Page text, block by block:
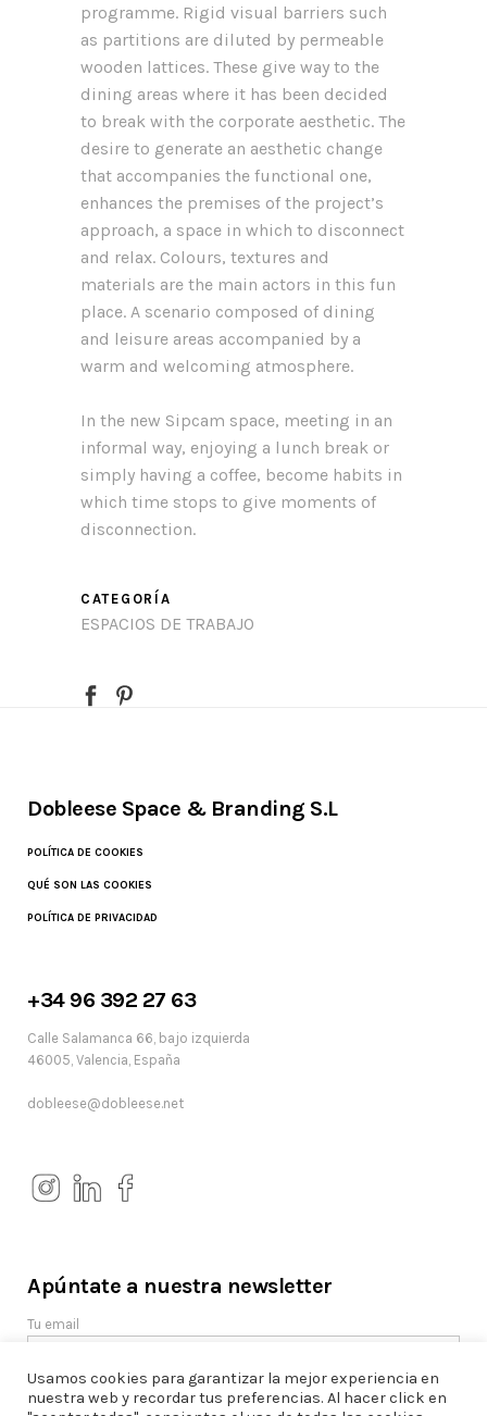
programme. Rigid visual barriers such
as partitions are diluted by permeable
wooden lattices. These give way to the
dining areas where it has been decided
to break with the corporate aesthetic. The
desire to generate an aesthetic change
that accompanies the functional one,
enhances the premises of the project’s
approach, a space in which to disconnect
and relax. Colours, textures and
materials are the main actors in this fun
place. A scenario composed of dining
and leisure areas accompanied by a
warm and welcoming atmosphere.
In the new Sipcam space, meeting in an
informal way, enjoying a lunch break or
simply having a coffee, become habits in
which time stops to give moments of
disconnection.
CATEGORÍA
ESPACIOS DE TRABAJO
Dobleese Space & Branding S.L
POLÍTICA DE COOKIES
QUÉ SON LAS COOKIES
POLÍTICA DE PRIVACIDAD
+34 96 392 27 63
Calle Salamanca 66, bajo izquierda
46005, Valencia, España
dobleese@dobleese.net
Apúntate a nuestra newsletter
Tu email
Usamos cookies para garantizar la mejor experiencia en
nuestra web y recordar tus preferencias. Al hacer click en